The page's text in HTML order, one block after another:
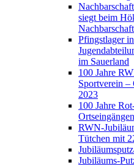
siegt beim
Pfingstlager
im Sauerland
100 Jahre
Sportverein –
2023
100 Jahre
RWN-
Tütchen mit
Jubiläums-